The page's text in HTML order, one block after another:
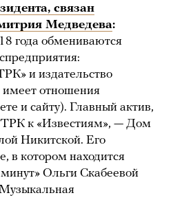
связан
Медведева:
года обмениваются
и издательство
имеет отношения
и сайту). Главный актив,
к «Известиям», — Дом
Никитской. Его
в котором находится
Ольги Скабеевой